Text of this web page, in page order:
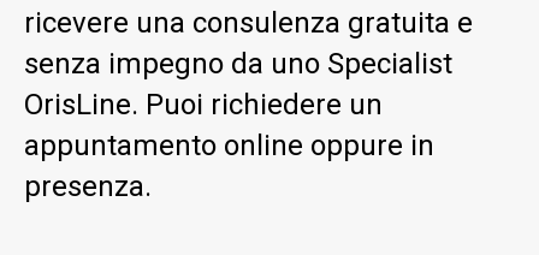
ricevere una consulenza gratuita e
senza impegno da uno Specialist
OrisLine. Puoi richiedere un
appuntamento online oppure in
presenza.